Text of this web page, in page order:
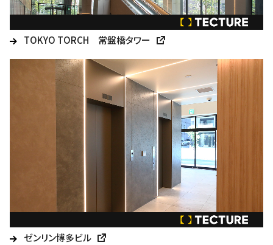
TOKYO TORCH 常盤橋タワー
ゼンリン博多ビル